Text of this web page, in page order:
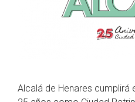
Alcalá de Henares cumplirá